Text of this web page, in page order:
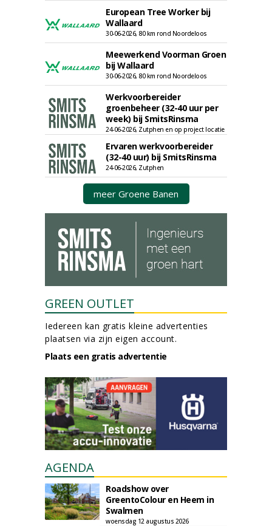
European Tree Worker bij
Wallaard
30-06-2026, 80 km rond Noordeloos
Meewerkend Voorman Groen
bij Wallaard
30-06-2026, 80 km rond Noordeloos
Werkvoorbereider
groenbeheer (32-40 uur per
week) bij SmitsRinsma
24-06-2026, Zutphen en op project locatie
Ervaren werkvoorbereider
(32-40 uur) bij SmitsRinsma
24-06-2026, Zutphen
meer Groene Banen
GREEN OUTLET
Iedereen kan gratis kleine advertenties
plaatsen via zijn eigen account.
Plaats een gratis advertentie
AGENDA
Roadshow over
GreentoColour en Heem in
Swalmen
woensdag 12 augustus 2026